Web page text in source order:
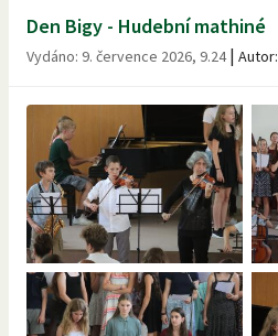
Den Bigy - Hudební mathiné
Vydáno: 9. července 2026, 9.24| Autor: